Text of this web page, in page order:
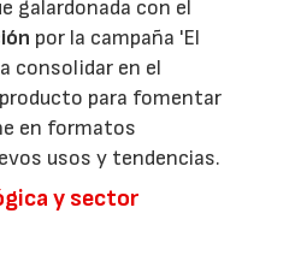
galardonada con el
por la campaña 'El
consolidar en el
para fomentar
en formatos
usos y tendencias.
y sector